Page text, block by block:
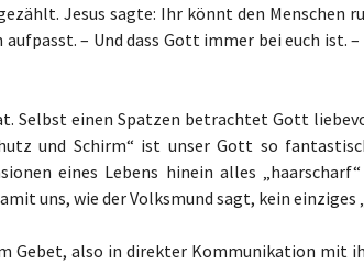
Jesus sagte: Ihr könnt den Menschen
– Und dass Gott immer bei euch ist.
Selbst einen Spatzen betrachtet Gott
und Schirm“ ist unser Gott so
eines Lebens hinein alles
uns, wie der Volksmund sagt, kein einziges
Gebet, also in direkter Kommunikation mit